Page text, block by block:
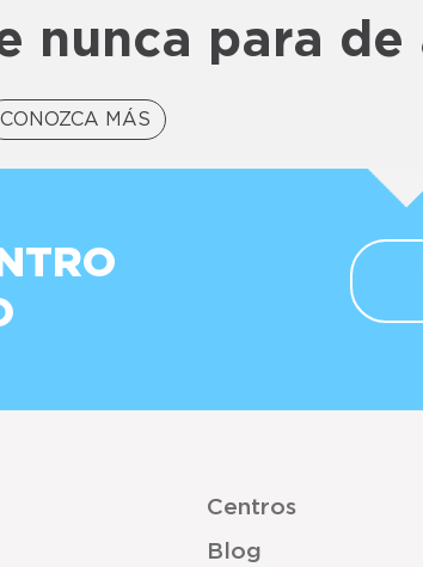
nunca para de
CONOZCA MÁS
Centros
Blog